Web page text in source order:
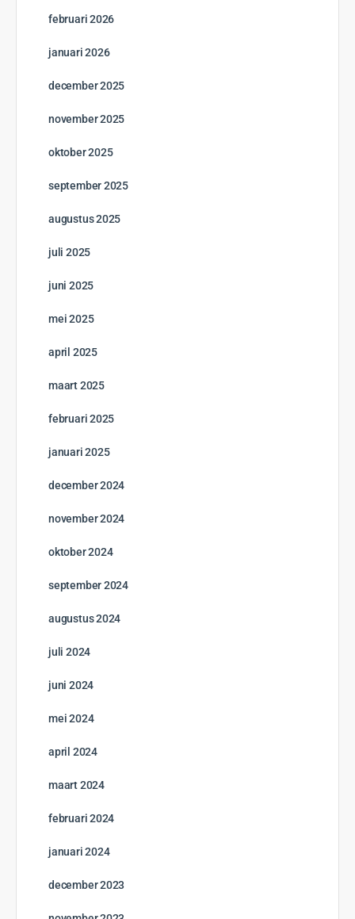
februari 2026
januari 2026
december 2025
november 2025
oktober 2025
september 2025
augustus 2025
juli 2025
juni 2025
mei 2025
april 2025
maart 2025
februari 2025
januari 2025
december 2024
november 2024
oktober 2024
september 2024
augustus 2024
juli 2024
juni 2024
mei 2024
april 2024
maart 2024
februari 2024
januari 2024
december 2023